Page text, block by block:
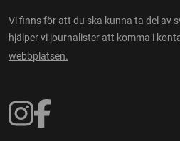
Vi finns för att du ska kunna ta del av
hjälper vi journalister att komma i
webbplatsen.